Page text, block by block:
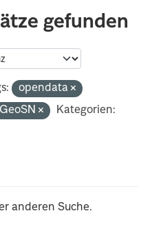
gefunden
opendata
GeoSN
Kategorien:
anderen Suche.